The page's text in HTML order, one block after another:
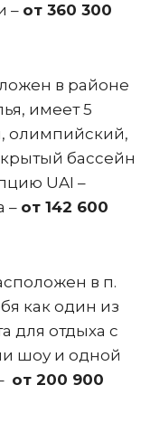
– от 360 300
в районе
имеет 5
олимпийский,
бассейн
UAI –
– от 142 600
в п.
как один из
для отдыха с
шоу и одной
от 200 900